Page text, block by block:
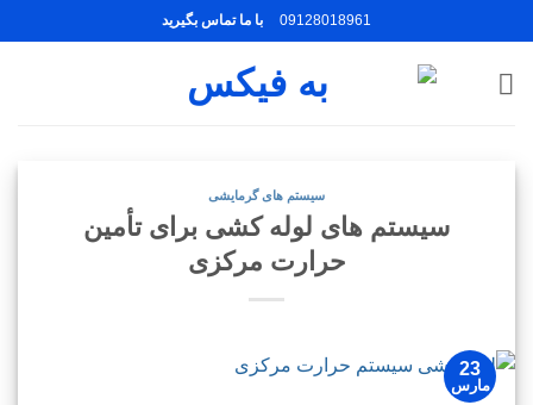
to
content
09128018961 با ما تماس بگیرید
سیستم های گرمایشی
سیستم های لوله کشی برای تأمین
حرارت مرکزی
23
مارس